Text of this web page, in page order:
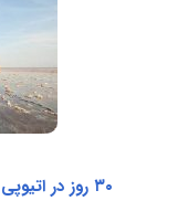
۳۰ روز در اتیوپی (راهنمای سفر یک ماهه به اتیوپی)